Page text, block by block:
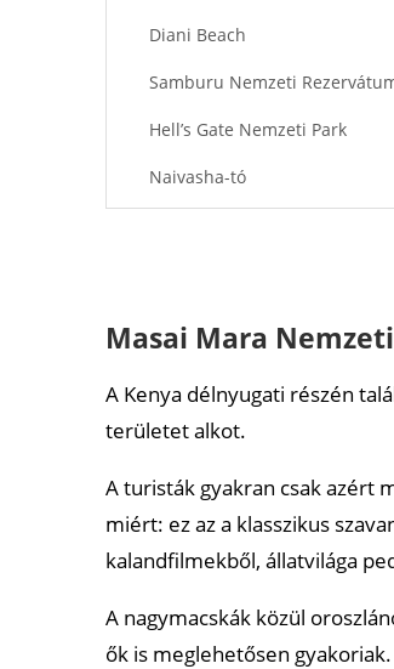
Diani Beach
Samburu Nemzeti
Hell’s Gate Nemzeti Park
Naivasha-tó
Masai Mara
A Kenya délnyugati részén
területet alkot.
A turisták gyakran csak azért
miért: ez az a klasszikus
kalandfilmekből, állatvilága
A nagymacskák közül
ők is meglehetősen